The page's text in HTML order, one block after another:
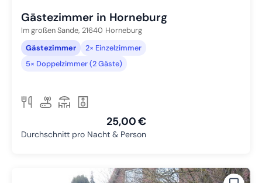
Gästezimmer in Horneburg
Im großen Sande, 21640 Horneburg
Gästezimmer
2× Einzelzimmer
5× Doppelzimmer (2 Gäste)
25,00 €
Durchschnitt pro Nacht & Person